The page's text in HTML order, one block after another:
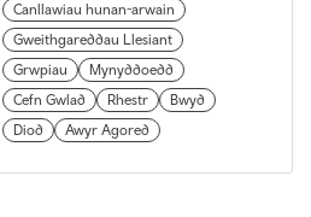
Canllawiau hunan-arwain
Gweithgareddau Llesiant
Grwpiau
Mynyddoedd
Cefn Gwlad
Rhestr
Bwyd
Diod
Awyr Agored